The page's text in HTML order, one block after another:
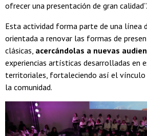
ofrecer una presentación de gran calidad”.
Esta actividad forma parte de una línea
orientada a renovar las formas de
clásicas, acercándolas a nuevas
experiencias artísticas desarrolladas en
territoriales, fortaleciendo así el vínculo
la comunidad.